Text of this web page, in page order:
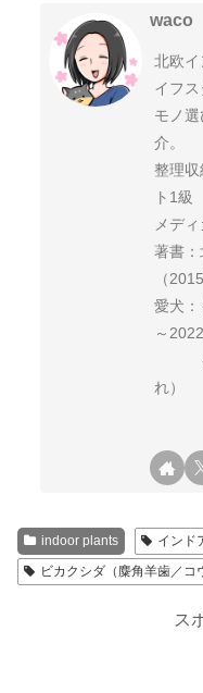
waco
北欧
イフス
モノ
介。
整理
ト1級
メデ
著書
（
愛犬
～
もん
れ）
indoor plants インド
ビカクシダ（麋角羊歯／コ
ス